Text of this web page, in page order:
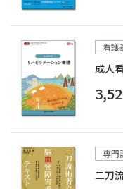
看護
成人
専門
二刀